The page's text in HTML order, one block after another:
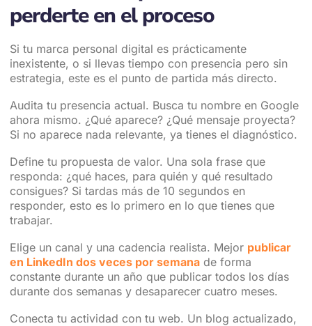
perderte en el proceso
Si tu marca personal digital es prácticamente
inexistente, o si llevas tiempo con presencia pero sin
estrategia, este es el punto de partida más directo.
Audita tu presencia actual. Busca tu nombre en Google
ahora mismo. ¿Qué aparece? ¿Qué mensaje proyecta?
Si no aparece nada relevante, ya tienes el diagnóstico.
Define tu propuesta de valor. Una sola frase que
responda: ¿qué haces, para quién y qué resultado
consigues? Si tardas más de 10 segundos en
responder, esto es lo primero en lo que tienes que
trabajar.
Elige un canal y una cadencia realista. Mejor publicar
en LinkedIn dos veces por semana de forma
constante durante un año que publicar todos los días
durante dos semanas y desaparecer cuatro meses.
Conecta tu actividad con tu web. Un blog actualizado,